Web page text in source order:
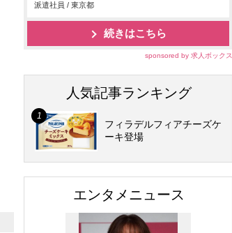
派遣社員 / 東京都
続きはこちら
sponsored by 求人ボックス
人気記事ランキング
フィラデルフィアチーズケ
ーキ登場
エンタメニュース